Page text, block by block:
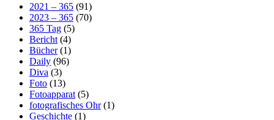
2021 – 365 (91)
2023 – 365 (70)
365 Tag (5)
Bericht (4)
Bücher(1)
Daily (96)
Diva (3)
Foto (13)
Fotoapparat (5)
fotografisches Ohr(1)
Geschichte (1)